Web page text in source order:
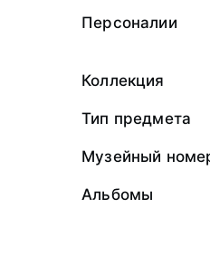
Персоналии
Коллекция
Тип предмета
Музейный
Альбомы